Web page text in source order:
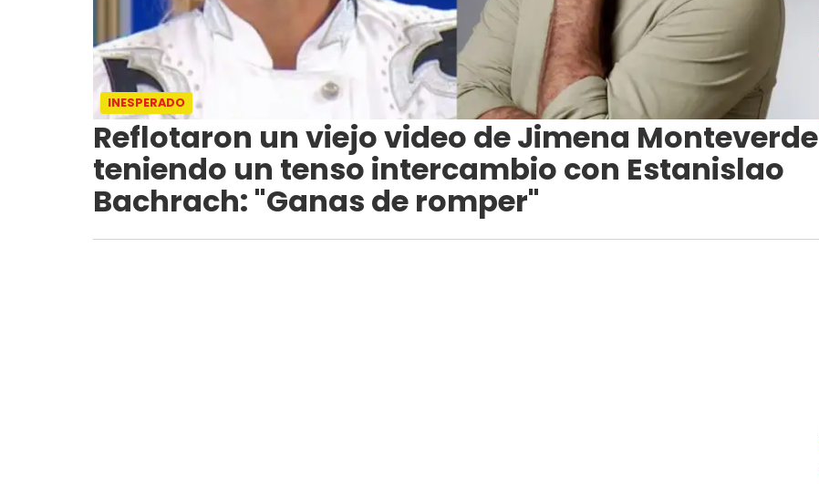
INESPERADO
Reflotaron un viejo video de Jimena Monteverde
teniendo un tenso intercambio con Estanislao
Bachrach: "Ganas de romper"